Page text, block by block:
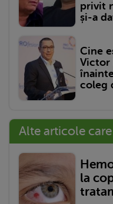
privit
și-a
Cine
Victor
coleg
Alte articole
la